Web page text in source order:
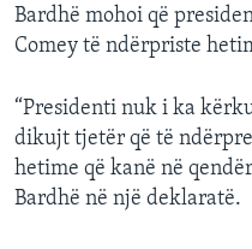
Bardhë mohoi që
Comey të ndërpriste
“Presidenti nuk i ka
dikujt tjetër që të
hetime që kanë në
Bardhë në një deklaratë.